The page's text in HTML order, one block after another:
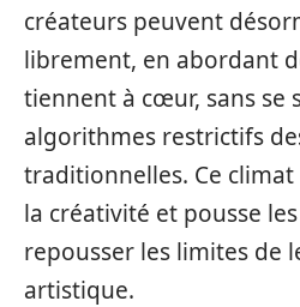
créateurs peuvent
librement, en abordant
tiennent à cœur, sans se
algorithmes restrictifs
traditionnelles. Ce
la créativité et pousse
repousser les limites de
artistique.